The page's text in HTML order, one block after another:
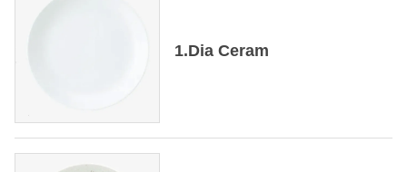
1.Dia Ceram